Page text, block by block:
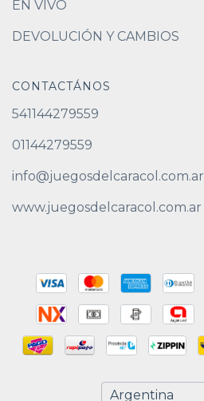
EN VIVO
DEVOLUCIÓN Y CAMBIOS
CONTACTÁNOS
541144279559
01144279559
info@juegosdelcaracol.com.ar
www.juegosdelcaracol.com.ar